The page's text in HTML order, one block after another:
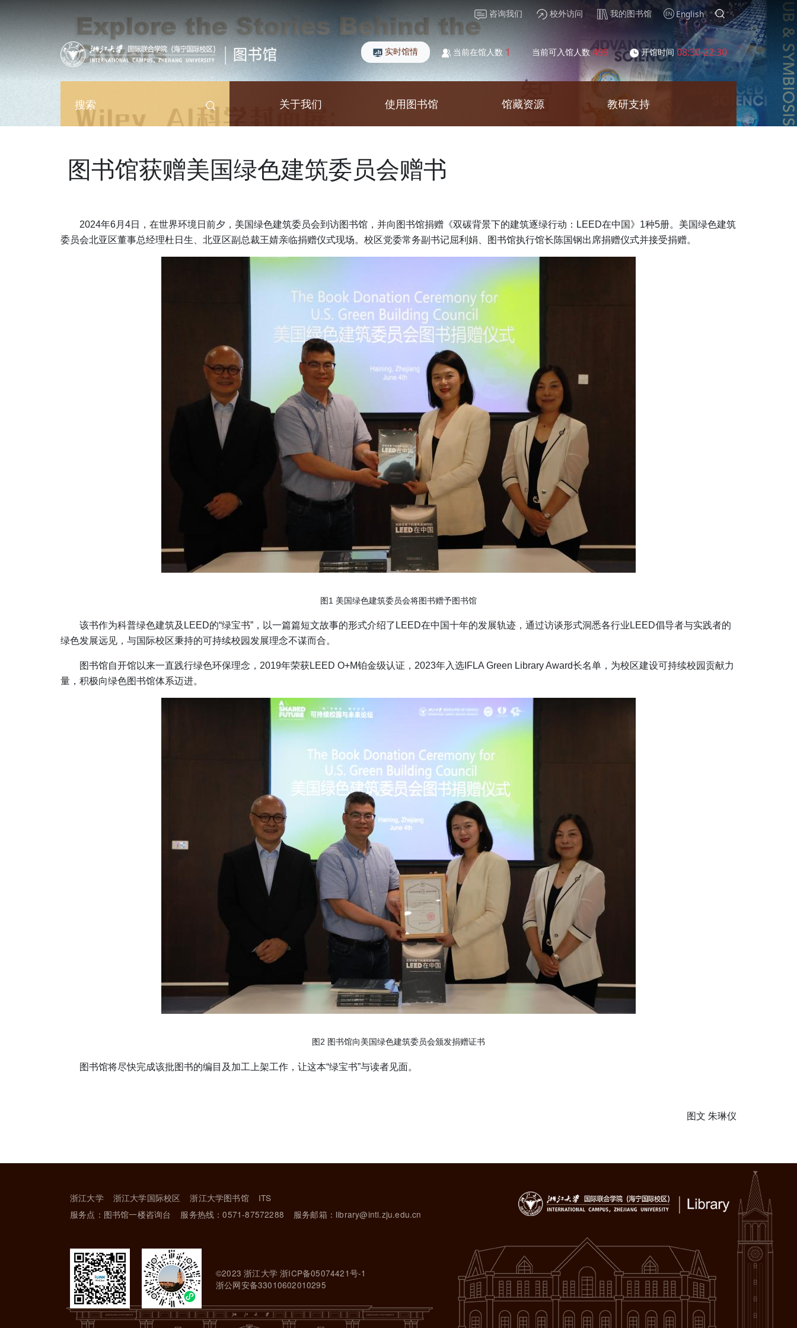
咨询我们 校外访问 我的图书馆 English
实时馆情 当前在馆人数 1 当前可入馆人数 499 开馆时间 08:30-22:30
搜索 关于我们 使用图书馆 馆藏资源 教研支持
图书馆获赠美国绿色建筑委员会赠书
2024年6月 4日，在世界环境日前夕，美国绿色建筑委员会到访图书馆，并向图书馆捐赠《双碳背景下的建筑逐绿行动： LEED在中国》 1种5册。美国绿色建筑
委员会北亚区董事总经理杜日生、北亚区副总裁王婧亲临捐赠仪式现场。校区党委常务副书记屈利娟、图书馆执行馆长陈国钢出席捐赠仪式并接受捐赠。
图1 美国绿色建筑委员会将图书赠予图书馆
该书作为科普绿色建筑及 LEED的“绿宝书” ，以一篇篇短文故事的形式介绍了 LEED在中国十年的发展轨迹，通过访谈形式洞悉各行业 LEED倡导者与实践者的
绿色发展远见，与国际校区秉持的可持续校园发展理念不谋而合。
图书馆自开馆以来一直践行绿色环保理念， 2019年荣获LEED O+M铂金级认证， 2023年入选 IFLA Green Library Award长名单，为校区建设可持续校园贡献力
量，积极向绿色图书馆体系迈进。
图2 图书馆向美国绿色建筑委员会颁发捐赠证书
图书馆将尽快完成该批图书的编目及加工上架工作，让这本“绿宝书”与读者见面。
图文 朱琳仪
浙江大学 浙江大学国际校区 浙江大学图书馆
ITS
服务点：图书馆一楼咨询台
服务热线：0571-87572288 服务邮箱：library@intl.zju.edu.cn
©2023 浙江大学 浙ICP备05074421号-1
浙公网安备33010602010295